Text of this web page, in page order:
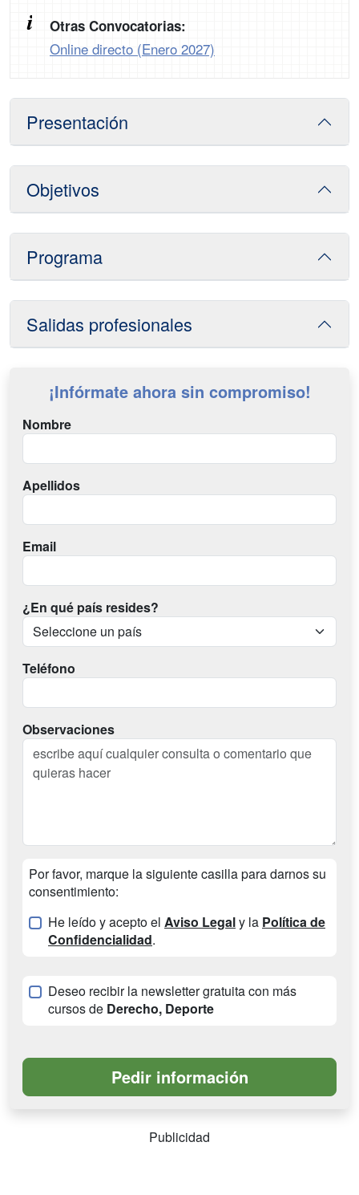
Otras Convocatorias:
Online directo (Enero 2027)
Presentación
Objetivos
Programa
Salidas profesionales
¡Infórmate ahora sin compromiso!
Nombre
Apellidos
Email
¿En qué país resides?
Teléfono
Observaciones
Por favor, marque la siguiente casilla para darnos su
consentimiento:
He leído y acepto el Aviso Legaly la Política de
Confidencialidad.
Deseo recibir la newsletter gratuita con más
cursos de Derecho, Deporte
Publicidad